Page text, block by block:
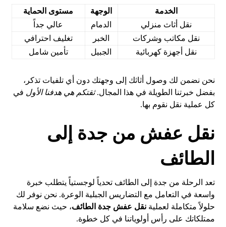
الخدمة الوجهة
مستوى الحماية
نقل أثاث منزلي
الدمام
عالي جداً
نقل مكاتب وشركات
الخبر
تغليف احترافي
نقل أجهزة كهربائية
الجبيل تأمين شامل
نحن نضمن لك وصول أثاثك إلى وجهتك دون أي تلفيات تذكر،
بفضل خبرتنا الطويلة في هذا المجال.ثقتكم هي هدفنا الأول في
كل عملية نقل نقوم بها.
نقل عفش من جدة إلى
الطائف
تعد الرحلة من جدة إلى الطائف تحدياً لوجستياً يتطلب خبرة
واسعة في التعامل مع التضاريس الجبلية الوعرة. نحن نوفر لك
حلولاً متكاملة لعمليةنقل عفش جدة الطائف، حيث نضع سلامة
ممتلكاتك على رأس أولوياتنا في كل خطوة.